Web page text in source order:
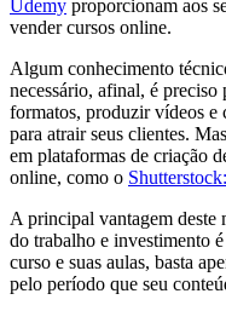
Udemy proporcionam aos
vender cursos online.
Algum conhecimento
necessário, afinal, é
formatos, produzir vídeos e
para atrair seus clientes.
em plataformas de criação
online, como o Shutterstock:
A principal vantagem deste
do trabalho e investimento
curso e suas aulas, basta
pelo período que seu